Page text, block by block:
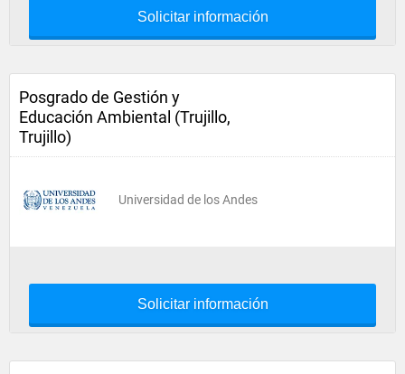
Solicitar información
Posgrado de Gestión y
Educación Ambiental (Trujillo,
Trujillo)
Universidad de los Andes
Solicitar información